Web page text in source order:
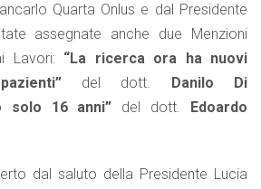
Quarta Onlus e dal Presidente
assegnate anche due Menzioni
Lavori:“La ricerca ora ha nuovi
del dott. Danilo Di
solo 16 anni” del dott.
Edoardo
dal saluto della Presidente Lucia